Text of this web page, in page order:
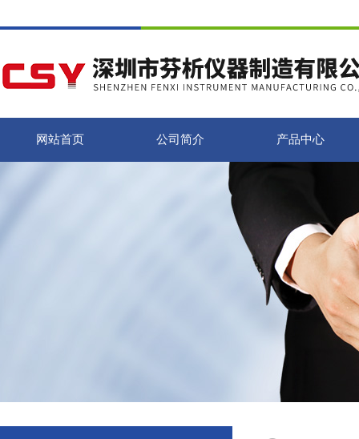
网站首页 公司简介 产品中心